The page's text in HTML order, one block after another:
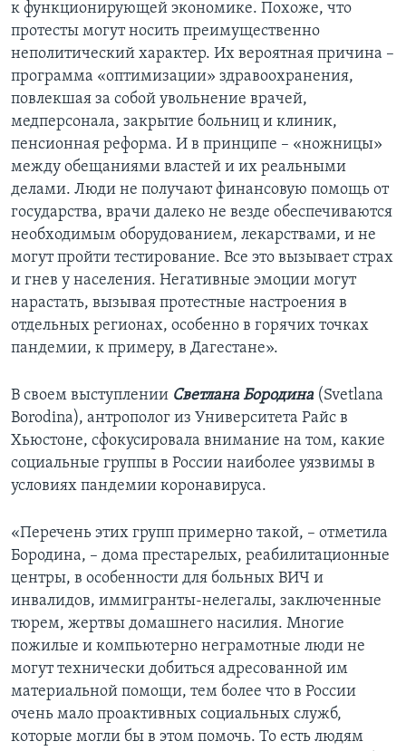
к функционирующей экономике. Похоже, что
протесты могут носить преимущественно
неполитический характер. Их вероятная причина –
программа «оптимизации» здравоохранения,
повлекшая за собой увольнение врачей,
медперсонала, закрытие больниц и клиник,
пенсионная реформа. И в принципе – «ножницы»
между обещаниями властей и их реальными
делами. Люди не получают финансовую помощь от
государства, врачи далеко не везде обеспечиваются
необходимым оборудованием, лекарствами, и не
могут пройти тестирование. Все это вызывает страх
и гнев у населения. Негативные эмоции могут
нарастать, вызывая протестные настроения в
отдельных регионах, особенно в горячих точках
пандемии, к примеру, в Дагестане».
В своем выступлении Светлана Бородина(Svetlana
Borodina), антрополог из Университета Райс в
Хьюстоне, сфокусировала внимание на том, какие
социальные группы в России наиболее уязвимы в
условиях пандемии коронавируса.
«Перечень этих групп примерно такой, – отметила
Бородина, – дома престарелых, реабилитационные
центры, в особенности для больных ВИЧ и
инвалидов, иммигранты-нелегалы, заключенные
тюрем, жертвы домашнего насилия. Многие
пожилые и компьютерно неграмотные люди не
могут технически добиться адресованной им
материальной помощи, тем более что в России
очень мало проактивных социальных служб,
которые могли бы в этом помочь. То есть людям